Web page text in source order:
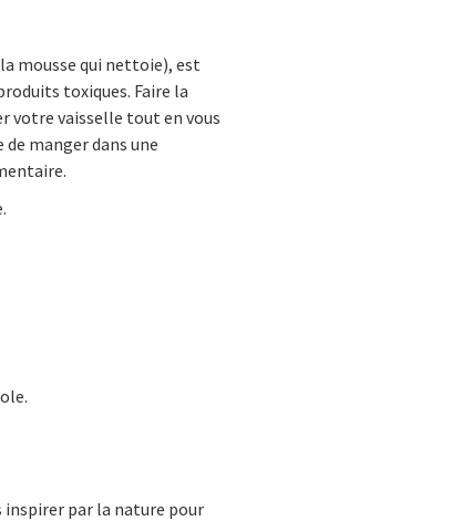
mousse qui nettoie), est
toxiques. Faire la
votre vaisselle tout en vous
manger dans une
inspirer par la nature pour